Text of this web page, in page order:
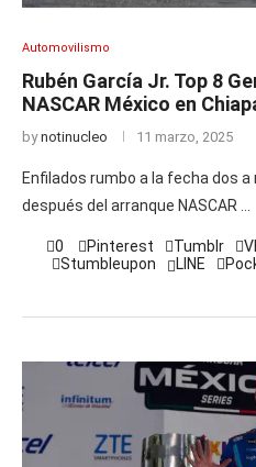
Automovilismo
Rubén García Jr. Top 8
NASCAR México en
bynotinucleo 11 marzo, 2025
Enfilados rumbo a la fecha dos
después del arranque NASCAR …
0 Pinterest Tumblr
Stumbleupon
LINE